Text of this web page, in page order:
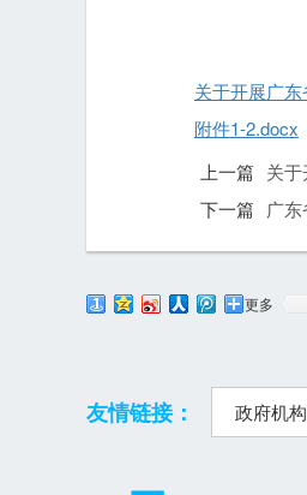
关于开展广
附件1-2.docx
上一篇 关
下一篇
广
更多
友情链接：